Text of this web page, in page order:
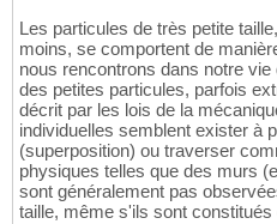
Les particules de très petite
moins, se comportent de
nous rencontrons dans notre
des petites particules, parfois
décrit par les lois de la
individuelles semblent exister à
(superposition) ou traverser
physiques telles que des murs
sont généralement pas
taille, même s'ils sont